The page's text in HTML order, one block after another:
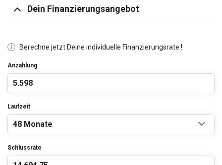
Dein Finanzierungsangebot
Berechne jetzt Deine individuelle Finanzierungsrate !
Anzahlung
Laufzeit
Schlussrate